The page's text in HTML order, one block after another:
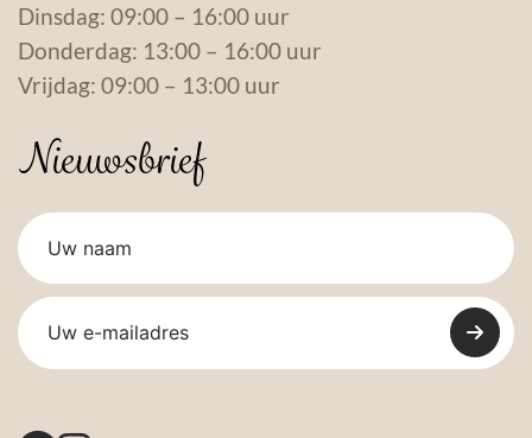
Dinsdag: 09:00 – 16:00 uur
Donderdag: 13:00 – 16:00 uur
Vrijdag: 09:00 – 13:00 uur
Nieuwsbrief